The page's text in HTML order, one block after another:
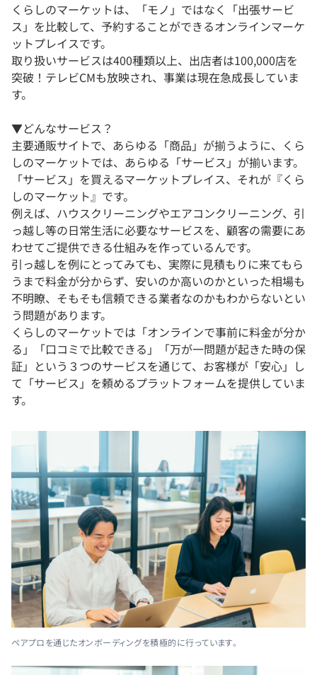
法人向けプラン
学校向けプラン
契約内容・クーポン
くらしのマーケットは、「モノ」ではなく「出張サービ
ス」を比較して、予約することができるオンラインマーケ
ットプレイスです。
取り扱いサービスは400種類以上、出店者は100,000店を
突破！テレビCMも放映され、事業は現在急成長していま
す。
▼どんなサービス？
主要通販サイトで、あらゆる「商品」が揃うように、くら
しのマーケットでは、あらゆる「サービス」が揃います。
「サービス」を買えるマーケットプレイス、それが『くら
しのマーケット』です。
例えば、ハウスクリーニングやエアコンクリーニング、引
っ越し等の日常生活に必要なサービスを、顧客の需要にあ
わせてご提供できる仕組みを作っているんです。
引っ越しを例にとってみても、実際に見積もりに来てもら
うまで料金が分からず、安いのか高いのかといった相場も
不明瞭、そもそも信頼できる業者なのかもわからないとい
う問題があります。
くらしのマーケットでは「オンラインで事前に料金が分か
る」「口コミで比較できる」「万が一問題が起きた時の保
証」という３つのサービスを通じて、お客様が「安心」し
て「サービス」を頼めるプラットフォームを提供していま
す。
ペアプロを通じたオンボーディングを積極的に行っています。